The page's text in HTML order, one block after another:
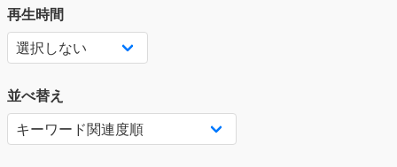
再生時間
並べ替え